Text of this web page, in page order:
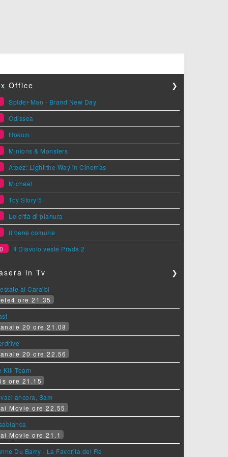
Office ❯
Spider-Man - Brand New Day
Odissea
Hokum
Minions & Monsters
Ateez: Light the Way in Cinemas
Michael
Toy Story 5
Le città di pianura
Il bene comune
Il Diavolo veste Prada 2
in Tv ❯
ai Caraibi
ore 21.35
20 ore 21.08
20 ore 22.56
Kill Team
ore 21.15
ancora, Sam
Movie ore 22.55
Movie ore 21.1
Du Barry - La Favorita del Re